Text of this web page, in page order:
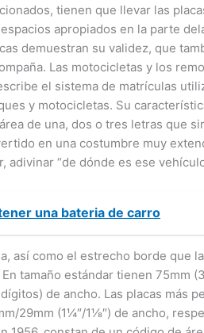
tienen que llevar las
apropiados en la parte
demuestran su validez, que
Las motocicletas y los
el sistema de matrículas
y motocicletas. Su
de una, dos o tres letras que
en una costumbre muy
adivinar “de dónde es ese
una bateria de carro
así como el estrecho borde que
tamaño estándar tienen 75mm
de ancho. Las placas más
29mm (1¼″/1⅛″) de ancho,